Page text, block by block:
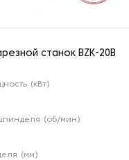
станок BZK-20B
(кВт)
(об/мин)
(мм)